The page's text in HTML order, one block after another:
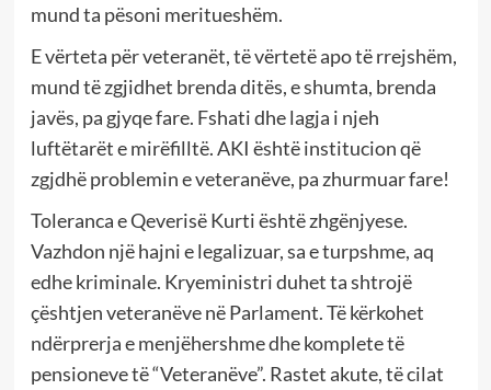
mund ta pësoni meritueshëm.
E vërteta për veteranët, të vërtetë apo të rrejshëm,
mund të zgjidhet brenda ditës, e shumta, brenda
javës, pa gjyqe fare. Fshati dhe lagja i njeh
luftëtarët e mirëfilltë. AKI është institucion që
zgjdhë problemin e veteranëve, pa zhurmuar fare!
Toleranca e Qeverisë Kurti është zhgënjyese.
Vazhdon një hajni e legalizuar, sa e turpshme, aq
edhe kriminale. Kryeministri duhet ta shtrojë
çështjen veteranëve në Parlament. Të kërkohet
ndërprerja e menjëhershme dhe komplete të
pensioneve të “Veteranëve”. Rastet akute, të cilat